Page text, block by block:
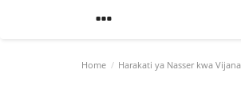
Home Harakati ya Nasser kwa Vijana